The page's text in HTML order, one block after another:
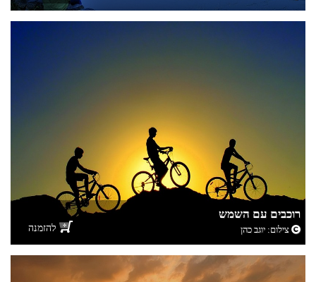
רוכבים עם השמש
צילום: יוגב כהן להזמנה